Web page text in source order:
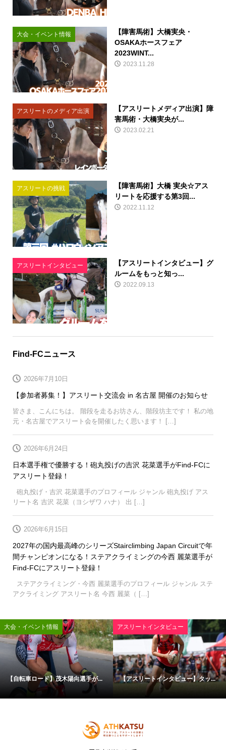
大会・イベント情報
【障害馬術】大橋実央・
OSAKAホースフェア
2023WINT...
2023.11.28
アスリートのメディア出演
【アスリートメディア出演】障
害馬術・大橋実央が...
2023.02.21
アスリートの挑戦
【障害馬術】大橋 実央☆アス
リートを応援する第3回...
2022.11.12
アスリートインタビュー
【アスリートインタビュー】グ
ルームをもっと知っ...
2022.09.13
Find-FCニュース
【参加者募集！】アスリート交流会 in 名古屋 開催のお知らせ
2026年7月10日
皆さま、こんにちは。 階段を走るお坊さん、階段坊主です！ 私の地
元・名古屋でアスリート会を開催したく思います！ […]
日本選手権で優勝する！砲丸投げの吉沢 花菜選手がFind-FCに
アスリート登録！
2026年6月24日
砲丸投げ・吉沢 花菜選手のプロフィール ジャンル 砲丸投げ アス
リート名 吉沢 花菜（ヨシザワ ハナ） 出 […]
2027年の国内最高峰のシリーズStairclimbing Japan Circuitで年
間チャンピオンになる！ステアクライミングの今西 麗菜選手が
Find-FCにアスリート登録！
2026年6月15日
ステアクライミング・今西 麗菜選手のプロフィール ジャンル ステ
アクライミング アスリート名 今西 麗菜（ […]
大会・イベント情報
【自転車ロード】茂木陽向選手が...
アスリートインタビュー
【アスリートインタビュー】タッ...